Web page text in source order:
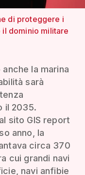
di proteggere i
dominio militare
la marina
sarà
il 2035.
sito GIS report
anno, la
circa 370
cui grandi navi
navi anfibie